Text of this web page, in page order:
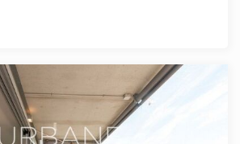
para las personas que quieren estar
pero todavía tienen un lugar para
en una hermosa zona de la
de todas las comodidades que pueda
gran vista de la ciudad y es un lugar
apartamento es muy espacioso y tiene
que se necesitan para vivir